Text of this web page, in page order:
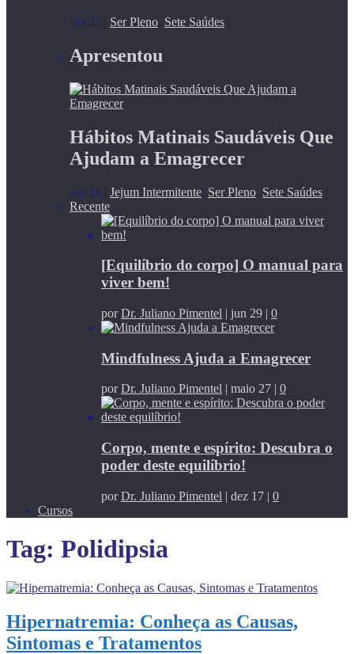
abr 27 | Ser Pleno, Sete Saúdes |
Apresentou
Hábitos Matinais Saudáveis Que
Ajudam a Emagrecer
out 18 | Jejum Intermitente, Ser Pleno, Sete Saúdes |
Recente
[Equilíbrio do corpo] O manual para
viver bem!
porDr. Juliano Pimentel | jun 29 | 0
Mindfulness Ajuda a Emagrecer
porDr. Juliano Pimentel maio 27 0
Corpo, mente e espírito: Descubra o
poder deste equilíbrio!
porDr. Juliano Pimentel | dez 17 | 0
Cursos
Tag: Polidipsia
Hipernatremia: Conheça as Causas,
Sintomas e Tratamentos